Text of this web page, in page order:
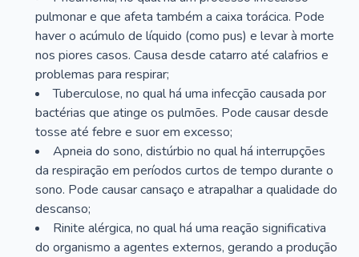
pulmonar e que afeta também a caixa torácica. Pode
haver o acúmulo de líquido (como pus) e levar à morte
nos piores casos. Causa desde catarro até calafrios e
problemas para respirar;
Tuberculose, no qual há uma infecção causada por
bactérias que atinge os pulmões. Pode causar desde
tosse até febre e suor em excesso;
Apneia do sono, distúrbio no qual há interrupções
da respiração em períodos curtos de tempo durante o
sono. Pode causar cansaço e atrapalhar a qualidade do
descanso;
Rinite alérgica, no qual há uma reação significativa
do organismo a agentes externos, gerando a produção